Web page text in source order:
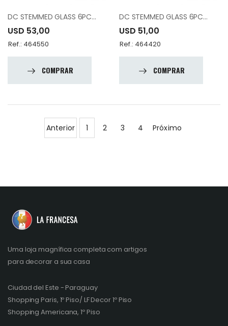
DC STEMMED GLASS 6PCS M0041536-000799
USD 53,00
Ref.: 464550
COMPRAR
DC STEMMED GLASS 6PCS M0041536-000901
USD 51,00
Ref.: 464420
COMPRAR
Anterior 1 2 3 4 Próximo
Uma loja magnífica completa com artigos
para decorar a sua casa
Ciudad del Este - Paraguay
Shopping Paris, 1º Piso/ LF Decor 1º Piso
Shopping Americana, 1º Piso